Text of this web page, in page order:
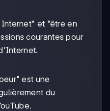
Internet" et "être en
courantes pour
est une
du